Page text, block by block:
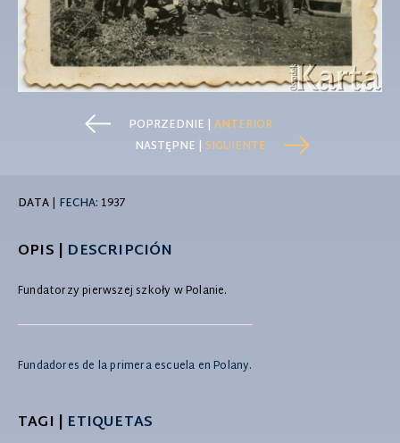
POPRZEDNIE | ANTERIOR
NASTĘPNE | SIGUIENTE
DATA| FECHA: 1937
OPIS | DESCRIPCIÓN
Fundatorzy pierwszej szkoły w Polanie.
Fundadores de la primera escuela en Polany.
TAGI | ETIQUETAS